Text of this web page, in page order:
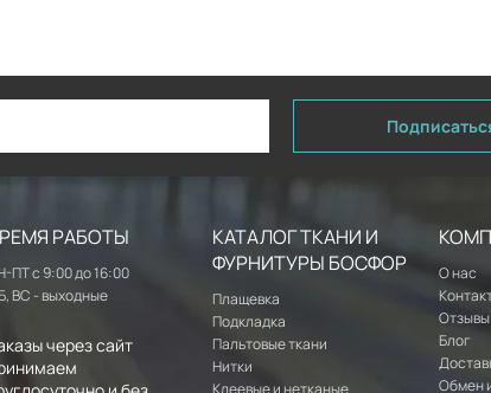
РАБОТЫ
ПТ с 9:00 до 16:00
ВС - выходные
через сайт
КАТАЛОГ ТКАНИ И
ФУРНИТУРЫ БОСФОР
Плащевка
Подкладка
Пальтовые ткани
Нитки
Клеевые и нетканые
О нас
Отзывы
Блог
Обмен